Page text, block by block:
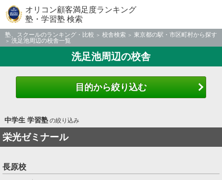
オリコン顧客満足度ランキング
塾・学習塾 検索
塾、スクールのランキング・比較 校舎検索
東京都の駅・市区町村から探す
洗足池周辺の校舎一覧
洗足池周辺の校舎
目的から絞り込む
中学生 学習塾の絞り込み
栄光ゼミナール
長原校